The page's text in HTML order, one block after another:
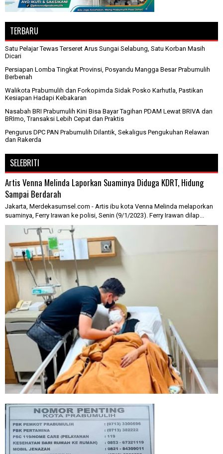
TERBARU
Satu Pelajar Tewas Terseret Arus Sungai Selabung, Satu Korban Masih
Dicari
Persiapan Lomba Tingkat Provinsi, Posyandu Mangga Besar Prabumulih
Berbenah
Walikota Prabumulih dan Forkopimda Sidak Posko Karhutla, Pastikan
Kesiapan Hadapi Kebakaran
Nasabah BRI Prabumulih Kini Bisa Bayar Tagihan PDAM Lewat BRIVA dan
BRImo, Transaksi Lebih Cepat dan Praktis
Pengurus DPC PAN Prabumulih Dilantik, Sekaligus Pengukuhan Relawan
dan Rakerda
SELEBRITI
Artis Venna Melinda Laporkan Suaminya Diduga KDRT, Hidung
Sampai Berdarah
Jakarta, Merdekasumsel.com - Artis ibu kota Venna Melinda melaporkan
suaminya, Ferry Irawan ke polisi, Senin (9/1/2023). Ferry Irawan dilap...